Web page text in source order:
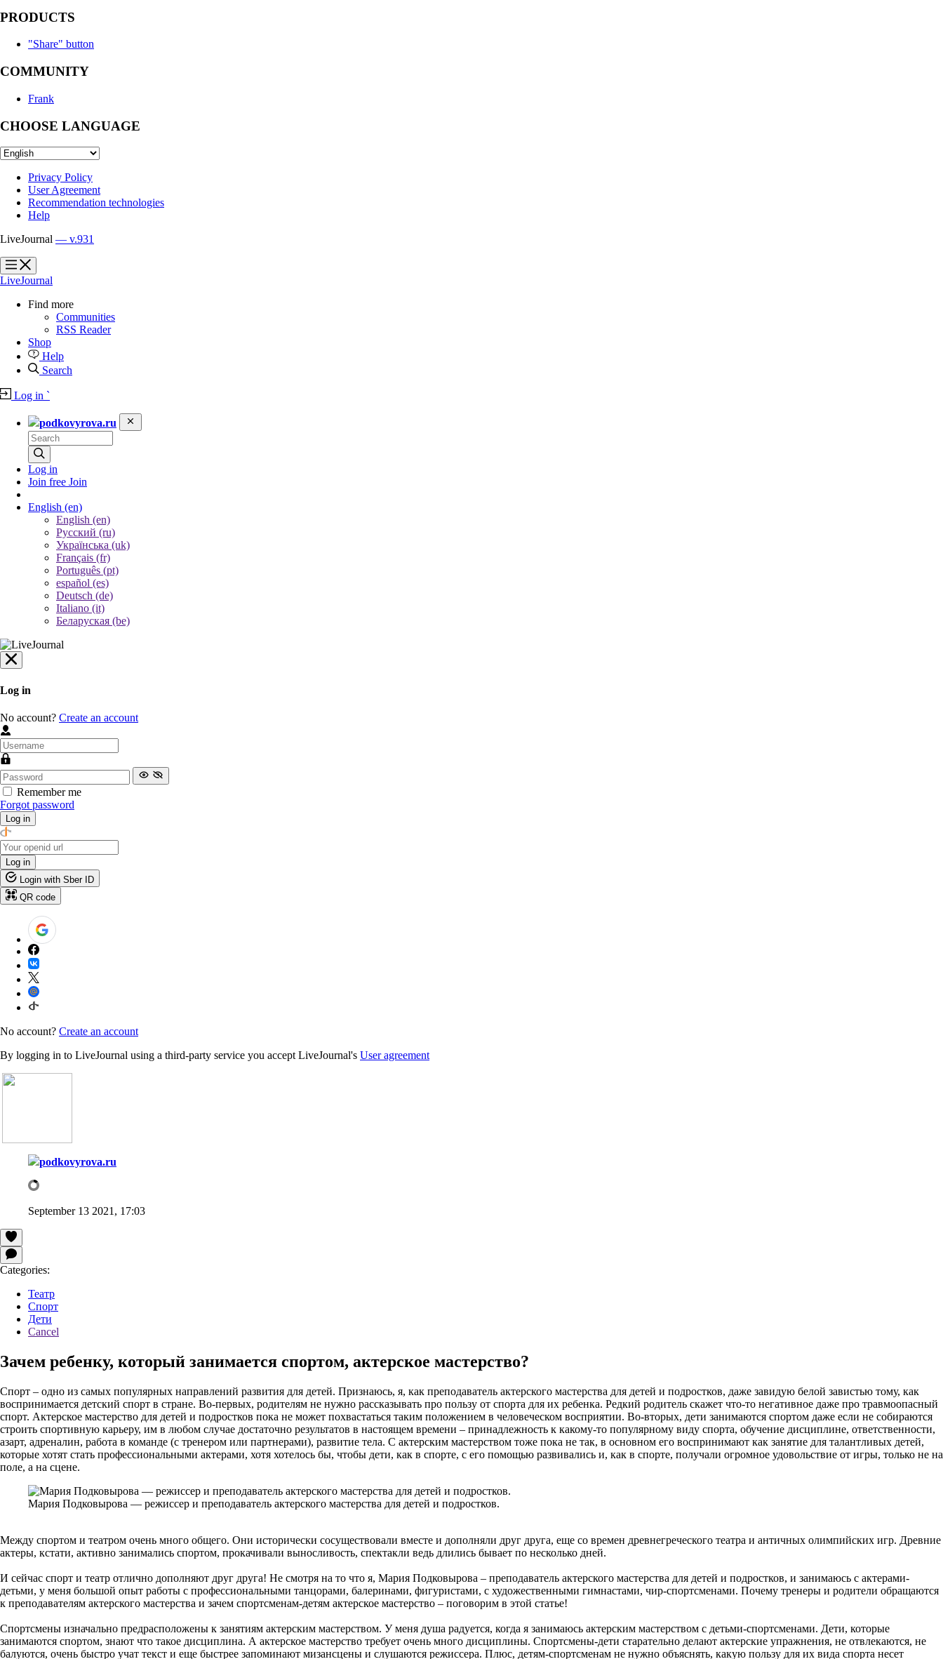
PRODUCTS
"Share" button
COMMUNITY
Frank
CHOOSE LANGUAGE
Privacy Policy
User Agreement
Recommendation technologies
Help
LiveJournal — v.931
?
?
LiveJournal
Find more
Communities
RSS Reader
Shop
Help
Search
Log in `
podkovyrova.ru
Log in
Join free Join
English (en)
English (en)
Русский (ru)
Українська (uk)
Français (fr)
Português (pt)
español (es)
Deutsch (de)
Italiano (it)
Беларуская (be)
Log in
No account? Create an account
Remember me
Forgot password
Log in
Log in
Login with Sber ID
QR code
No account? Create an account
By logging in to LiveJournal using a third-party service you accept LiveJournal's User agreement
podkovyrova.ru
September 13 2021, 17:03
Categories:
Театр
Спорт
Дети
Cancel
Зачем ребенку, который занимается спортом, актерское мастерство?
Спорт – одно из самых популярных направлений развития для детей. Признаюсь, я, как преподаватель актерского мастерства для детей и подростков, даже завидую белой завистью тому, как
воспринимается детский спорт в стране. Во-первых, родителям не нужно рассказывать про пользу от спорта для их ребенка. Редкий родитель скажет что-то негативное даже про травмоопасный
спорт. Актерское мастерство для детей и подростков пока не может похвастаться таким положением в человеческом восприятии. Во-вторых, дети занимаются спортом даже если не собираются
строить спортивную карьеру, им в любом случае достаточно результатов в настоящем времени – принадлежность к какому-то популярному виду спорта, обучение дисциплине, ответственности,
азарт, адреналин, работа в команде (с тренером или партнерами), развитие тела. С актерским мастерством тоже пока не так, в основном его воспринимают как занятие для талантливых детей,
которые хотят стать профессиональными актерами, хотя хотелось бы, чтобы дети, как в спорте, с его помощью развивались и, как в спорте, получали огромное удовольствие от игры, только не на
поле, а на сцене.
Мария Подковырова — режиссер и преподаватель актерского мастерства для детей и подростков.
Между спортом и театром очень много общего. Они исторически сосуществовали вместе и дополняли друг друга, еще со времен древнегреческого театра и античных олимпийских игр. Древние
актеры, кстати, активно занимались спортом, прокачивали выносливость, спектакли ведь длились бывает по несколько дней.
И сейчас спорт и театр отлично дополняют друг друга! Не смотря на то что я, Мария Подковырова – преподаватель актерского мастерства для детей и подростков, и занимаюсь с актерами-
детьми, у меня большой опыт работы с профессиональными танцорами, балеринами, фигуристами, с художественными гимнастами, чир-спортсменами. Почему тренеры и родители обращаются
к преподавателям актерского мастерства и зачем спортсменам-детям актерское мастерство – поговорим в этой статье!
Спортсмены изначально предрасположены к занятиям актерским мастерством. У меня душа радуется, когда я занимаюсь актерским мастерством с детьми-спортсменами. Дети, которые
занимаются спортом, знают что такое дисциплина. А актерское мастерство требует очень много дисциплины. Спортсмены-дети старательно делают актерские упражнения, не отвлекаются, не
балуются, очень быстро учат текст и еще быстрее запоминают мизансцены и слушаются режиссера. Плюс, детям-спортсменам не нужно объяснять, какую пользу для их вида спорта несет